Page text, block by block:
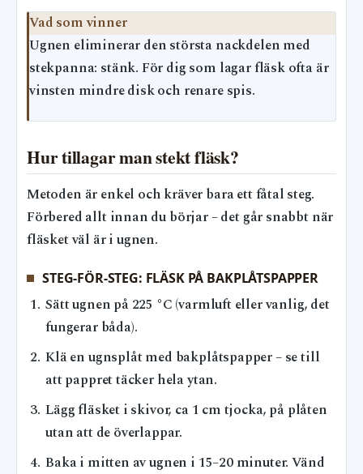
Vad som vinner
Ugnen eliminerar den största nackdelen med
stekpanna: stänk. För dig som lagar fläsk ofta är
vinsten mindre disk och renare spis.
Hur tillagar man stekt fläsk?
Metoden är enkel och kräver bara ett fåtal steg.
Förbered allt innan du börjar – det går snabbt när
fläsket väl är i ugnen.
STEG-FÖR-STEG: FLÄSK PÅ BAKPLÅTSPAPPER
Sätt ugnen på 225 °C (varmluft eller vanlig, det
fungerar båda).
Klä en ugnsplåt med bakplåtspapper – se till
att pappret täcker hela ytan.
Lägg fläsket i skivor, ca 1 cm tjocka, på plåten
utan att de överlappar.
Baka i mitten av ugnen i 15–20 minuter. Vänd